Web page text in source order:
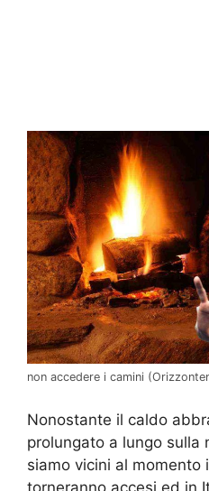
non accedere i camini
Nonostante il caldo
prolungato a lungo sulla
siamo vicini al momento
torneranno accesi ed in